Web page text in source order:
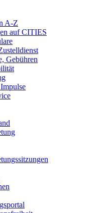
A-Z
auf CITIES
Gebühren